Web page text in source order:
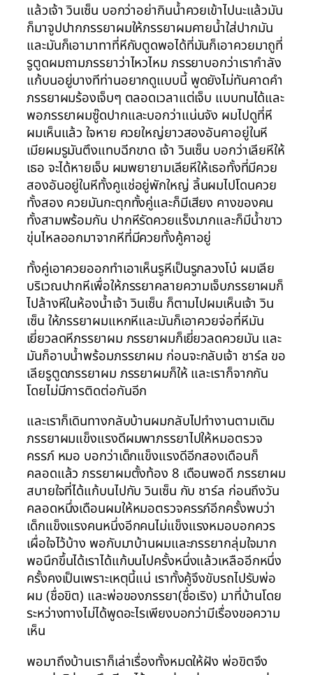
แล้วเจ้า วินเซ็น บอกว่าอย่ากินน้ำควยเข้าไปนะแล้วมัน
ก็มาจูปปากภรรยาผมให้ภรรยาผมคายน้ำใส่ปากมัน
และมันก็เอามาทาที่หีกับตูดพอได้ที่มันก็เอาควยมาถูที่
รูตูดผมถามภรรยาว่าไหวไหม ภรรยาบอกว่าเรากำลัง
แก้บนอยู่บางทีท่านอยากดูแบบนี้ พูดยังไม่ทันคาดคำ
ภรรยาผมร้องเจ็บๆ ตลอดเวลาแต่เจ็บ แบบทนได้และ
พอภรรยาผมซู๊ดปากและบอกว่าแน่นจัง ผมไปดูที่หี
ผมเห็นแล้ว ใจหาย ควยใหญ่ยาวสองอันคาอยู่ในหี
เมียผมรูมันตึงแทบฉีกขาด เจ้า วินเซ็น บอกว่าเลียหีให้
เธอ จะได้หายเจ็บ ผมพยายามเลียหีให้เธอทั้งที่มีควย
สองอันอยู่ในหีทั้งคูแช่อยู่พักใหญ่ ลิ้นผมไปโดนควย
ทั้งสอง ควยมันกะตุกทั้งคู่และก็มีเสียง คางของคน
ทั้งสามพร้อมกัน ปากหีรัดควยแร็งมากและก็มีน้ำขาว
ขุ่นไหลออกมาจากหีที่มีควยทั้งคู้คาอยู่
ทั้งคู่เอาควยออกทำเอาเห็นรูหีเป็นรูกลวงโบ๋ ผมเลีย
บริเวณปากหีเพื่อให้ภรรยาคลายความเจ็บภรรยาผมก็
ไปล้างหีในห้องน้ำเจ้า วินเซ็น ก็ตามไปผมเห็นเจ้า วิน
เซ็น ให้ภรรยาผมแหกหีและมันก็เอาควยจ่อที่หีมัน
เยี่ยวลดหีภรรยาผม ภรรยาผมก็เยี่ยวลดควยมัน และ
มันก็อาบน้ำพร้อมภรรยาผม ก่อนจะกลับเจ้า ชาร์ล ขอ
เลียรูตูดภรรยาผม ภรรยาผมก็ให้ และเราก็จากกัน
โดยไม่มีการติดต่อกันอีก
และเราก็เดินทางกลับบ้านผมกลับไปทำงานตามเดิม
ภรรยาผมแข็งแรงดีผมพาภรรยาไปให้หมอตรวจ
ครรภ์ หมอ บอกว่าเด็กแข็งแรงดีอีกสองเดือนก็
คลอดแล้ว ภรรยาผมตั้งท้อง 8 เดือนพอดี ภรรยาผม
สบายใจที่ได้แก้บนไปกับ วินเซ็น กับ ชาร์ล ก่อนถึงวัน
คลอดหนึ่งเดือนผมให้หมอตรวจครรภ์อีกครั้งพบว่า
เด็กแข็งแรงคนหนึ่งอีกคนไม่แข็งแรงหมอบอกควร
เผื่อใจไว้บ้าง พอกับมาบ้านผมและภรรยากลุ่มใจมาก
พอนึกขึ้นได้เราได้แก้บนไปครั้งหนึ่งแล้วเหลืออีกหนึ่ง
ครั้งคงเป็นเพราะเหตุนี้แน่ เราทั้งคู้จึงขับรถไปรับพ่อ
ผม (ชื่อขิต) และพ่อของภรรยา(ชื่อเริง) มาที่บ้านโดย
ระหว่างทางไม่ได้พูดอะไรเพียงบอกว่ามีเรื่องขอความ
เห็น
พอมาถึงบ้านเราก็เล่าเรื่องทั้งหมดให้ฝัง พ่อขิตจึง